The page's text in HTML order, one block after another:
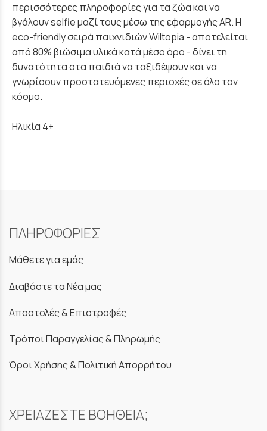
περισσότερες πληροφορίες για τα ζώα και να
βγάλουν selfie μαζί τους μέσω της εφαρμογής AR. Η
eco-friendly σειρά παιχνιδιών Wiltopia - αποτελείται
από 80% βιώσιμα υλικά κατά μέσο όρο - δίνει τη
δυνατότητα στα παιδιά να ταξιδέψουν και να
γνωρίσουν προστατευόμενες περιοχές σε όλο τον
κόσμο.
Ηλικία 4+
ΠΛΗΡΟΦΟΡΙΕΣ
Μάθετε για εμάς
Διαβάστε τα Νέα μας
Αποστολές & Επιστροφές
Τρόποι Παραγγελίας & Πληρωμής
Όροι Χρήσης & Πολιτική Απορρήτου
ΧΡΕΙΑΖΕΣΤΕ ΒΟΗΘΕΙΑ;